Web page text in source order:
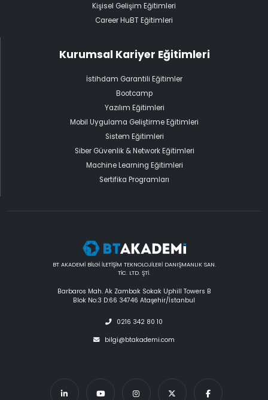
Kişisel Gelişim Eğitimleri
Career HuBT Eğitimleri
Kurumsal Kariyer Eğitimleri
İstihdam Garantili Eğitimler
Bootcamp
Yazılım Eğitimleri
Mobil Uygulama Geliştirme Eğitimleri
Sistem Eğitimleri
Siber Güvenlik & Network Eğitimleri
Machine Learning Eğitimleri
Sertifika Programları
BT AKADEMİ BİLGİ İLETİŞİM TEKNOLOJİLERİ DANIŞMANLIK SAN.
TİC. LTD. ŞTİ.
Barbaros Mah. Ak Zambak Sokak Uphill Towers B
Blok No:3 D:66 34746 Ataşehir/İstanbul
0216 342 80 10
bilgi@btakademi.com